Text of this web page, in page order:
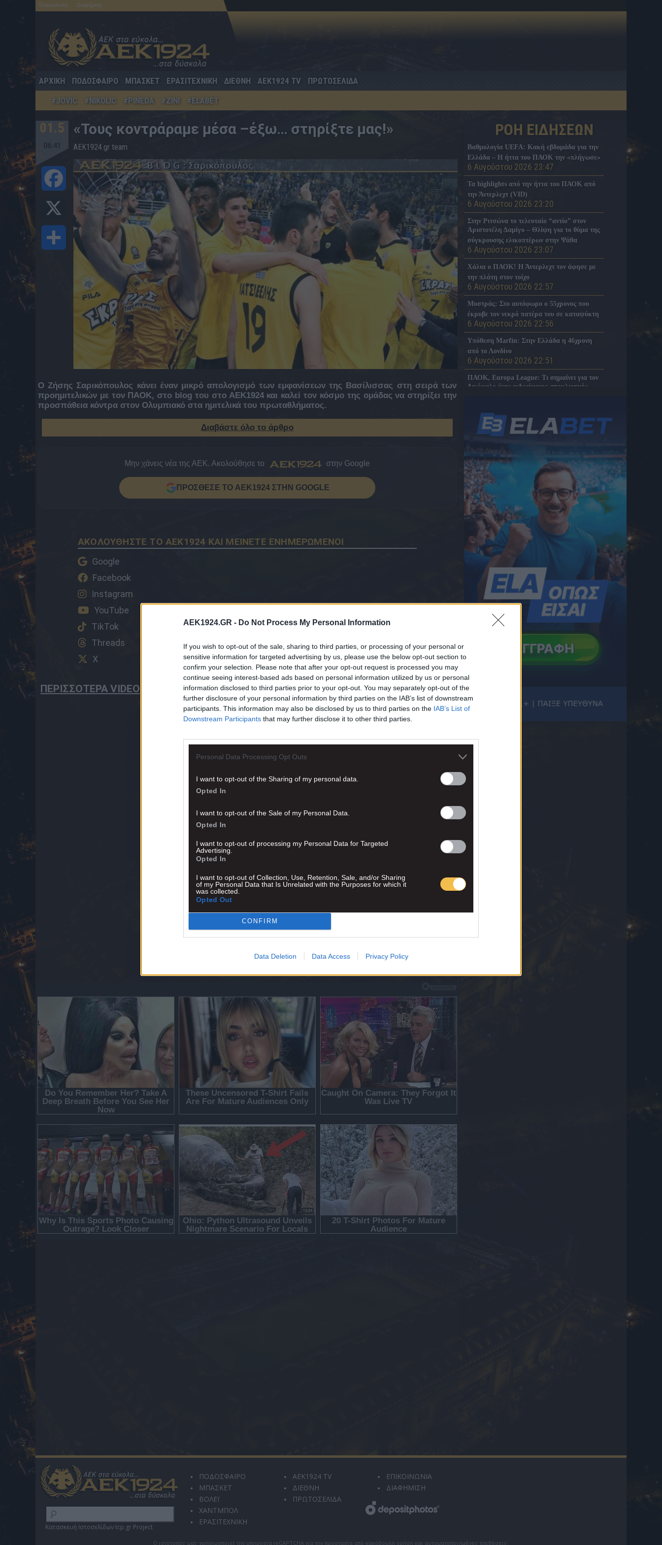
AEK1924.GR - Do Not Process My Personal Information
If you wish to opt-out of the sale, sharing to third parties, or processing of your personal or
sensitive information for targeted advertising by us, please use the below opt-out section to
confirm your selection. Please note that after your opt-out request is processed you may
continue seeing interest-based ads based on personal information utilized by us or personal
information disclosed to third parties prior to your opt-out. You may separately opt-out of the
further disclosure of your personal information by third parties on the IAB’s list of downstream
participants. This information may also be disclosed by us to third parties on the IAB’s List of
Downstream Participants that may further disclose it to other third parties.
Personal Data Processing Opt Outs
I want to opt-out of the Sharing of my personal data.
Opted In
I want to opt-out of the Sale of my Personal Data.
Opted In
I want to opt-out of processing my Personal Data for Targeted
Advertising.
Opted In
I want to opt-out of Collection, Use, Retention, Sale, and/or Sharing
of my Personal Data that Is Unrelated with the Purposes for which it
was collected.
Opted Out
CONFIRM
Data Deletion Data Access Privacy Policy
Επικοινωνία Διαφήμιση
ΑΡΧΙΚΗ ΠΟΔΟΣΦΑΙΡΟ ΜΠΑΣΚΕΤ ΕΡΑΣΙΤΕΧΝΙΚΗ ΔΙΕΘΝΗ AEK1924 TV
ΠΡΩΤΟΣΕΛΙΔΑ
#JOVIC
#NIKOLIC #PINEDA #ZINI #ELABET
01.5 «Τους κοντράραμε μέσα –έξω… στηρίξτε μας!»
AEK1924.gr team
Facebook
Share
Ο Ζήσης Σαρικόπουλος κάνει έναν μικρό απολογισμό των εμφανίσεων της Βασίλισσας στη σειρά των
προημιτελικών με τον ΠΑΟΚ, στο blog του στο ΑΕΚ1924 και καλεί τον κόσμο της ομάδας να στηρίξει την
προσπάθεια κόντρα στον Ολυμπιακό στα ημιτελικά του πρωταθλήματος.
Διαβάστε όλο το άρθρο
Μην χάνεις νέα της ΑΕΚ. Ακολούθησε το στην Google
ΠΡΟΣΘΕΣΕ ΤΟ AEK1924 ΣΤΗΝ GOOGLE
ΑΚΟΛΟΥΘΗΣΤΕ ΤΟ AEK1924 ΚΑΙ ΜΕΙΝΕΤΕ ΕΝΗΜΕΡΩΜΕΝΟΙ
Google
Facebook
Instagram
YouTube
TikTok
Threads
X
ΠΕΡΙΣΣΟΤΕΡΑ VIDEO
Advertisement
ΡΟΗ ΕΙΔΗΣΕΩΝ
Βαθμολογία UEFA: Κακή εβδομάδα για την
Ελλάδα – Η ήττα του ΠΑΟΚ την «πλήγωσε»
6 Αυγούστου 2026 23:47
Τα highlights από την ήττα του ΠΑΟΚ από
την Άντερλεχτ (VID)
6 Αυγούστου 2026 23:20
Στην Ριτσώνα το τελευταίο “αντίο” στον
Αριστοτέλη Δαμίγο – Θλίψη για το θύμα της
σύγκρουσης ελικοπτέρων στην Ψάθα
6 Αυγούστου 2026 23:07
Χάλια ο ΠΑΟΚ! Η Άντερλεχτ τον άφησε με
την πλάτη στον τοίχο
6 Αυγούστου 2026 22:57
Μυστράς: Στο αυτόφωρο ο 55χρονος που
έκρυβε τον νεκρό πατέρα του σε καταψύκτη
6 Αυγούστου 2026 22:56
Υπόθεση Marfin: Στην Ελλάδα η 46χρονη
από το Λονδίνο
6 Αυγούστου 2026 22:51
ΠΑΟΚ, Europa League: Τι σημαίνει για τον
Δικέφαλο ένας ενδεχόμενος αποκλεισμός
ΠΑΟΚ, Europa League: Τα χρήματα που
έχει εξασφαλίσει και εκείνα που κυνηγά ο
6 Αυγούστου 2026 22:43
ΠΑΟΚ, Europa League: Πού θα δείτε το
δεύτερο παιχνίδι του Δικεφάλου με την
Άντερλεχτ για τον 3ο προκριματικό
6 Αυγούστου 2026 22:43
Βαθμολογία UEFA: Η ήττα του ΠΑΟΚ
κόστισε στην Ελλάδα, αύξησαν τη διαφορά
Πολωνία και Τσεχία
6 Αυγούστου 2026 22:43
Ποια Άρσεναλ; «Εδεσε» Βινίσιους στη
Μαδρίτη η Ρεάλ!
6 Αυγούστου 2026 22:35
Μπεσίκτας – Χράντετς Κράλοβε 0-1: Οι
Τούρκοι πήραν το διπλό και στέλνουν τους
Τσέχουν πάνω στον Παναθηναϊκό
6 Αυγούστου 2026 22:22
Χράντετς Κράλοβε – Μπεσίκτας 0-1: Οι
Τούρκοι πήραν το διπλό και στέλνουν τους
Τσέχους πάνω στον Παναθηναϊκό
Αίγιο: Νεκρός οδηγός λεωφορείου μετά από
ανακοπή – Το όχημα προσέκρουσε σε
σταθμευμένα ΙΧ
επί της Χράντετς Κράλοβε
6 Αυγούστου 2026 21:31
6 Αυγούστου 2026 21:28
Κατασκευή Ιστοσελίδων tcp.gr Project
ΠΟΔΟΣΦΑΙΡΟ
ΜΠΑΣΚΕΤ
ΒΟΛΕΪ
ΧΑΝΤΜΠΟΛ
ΕΡΑΣΙΤΕΧΝΙΚΗ
AEK1924 TV
ΔΙΕΘΝΗ
ΠΡΩΤΟΣΕΛΙΔΑ
ΕΠΙΚΟΙΝΩΝΙΑ
ΔΙΑΦΗΜΙΣΗ
Ο ιστότοπός μας χρησιμοποιεί την υπηρεσία reCAPTCHA για την προστασία από κακόβουλη χρήση και αυτοματοποιημένες επιθέσεις.